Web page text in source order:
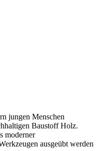
jungen Menschen
Baustoff Holz.
moderner
ausgeübt werden